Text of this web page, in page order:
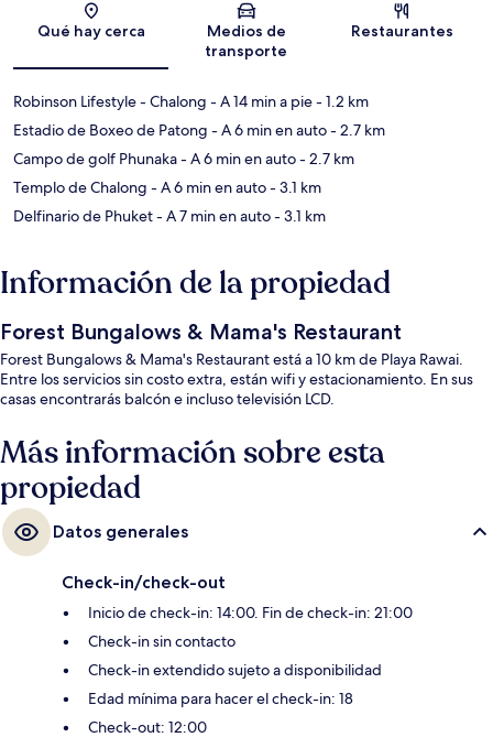
Qué hay cerca
Medios de
transporte
Restaurantes
Robinson Lifestyle - Chalong - A 14 min a pie- 1.2 km
Estadio de Boxeo de Patong - A 6 min en auto- 2.7 km
Campo de golf Phunaka- A 6 min en auto- 2.7 km
Templo de Chalong - A 6 min en auto- 3.1 km
Delfinario de Phuket- A 7 min en auto- 3.1 km
Información de la propiedad
Forest Bungalows & Mama's Restaurant
Forest Bungalows & Mama's Restaurant está a 10 km de Playa Rawai.
Entre los servicios sin costo extra, están wifi y estacionamiento. En sus
casas encontrarás balcón e incluso televisión LCD.
Más información sobre esta
propiedad
Datos generales
Check-in/check-out
Inicio de check-in: 14:00. Fin de check-in: 21:00
Check-in sin contacto
Check-in extendido sujeto a disponibilidad
Edad mínima para hacer el check-in: 18
Check-out: 12:00